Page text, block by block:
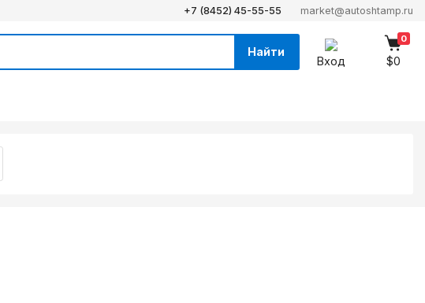
+7 (8452) 45-55-55 market@autoshtamp.ru
Найти
Вход
0
$0